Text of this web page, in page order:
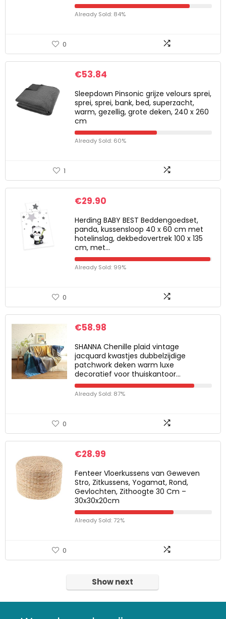
Already Sold: 84%
0
€53.84
Sleepdown Pinsonic grijze velours sprei,
sprei, sprei, bank, bed, superzacht,
warm, gezellig, grote deken, 240 x 260
cm
Already Sold: 60%
1
€29.90
Herding BABY BEST Beddengoedset,
panda, kussensloop 40 x 60 cm met
hotelinslag, dekbedovertrek 100 x 135
cm, met…
Already Sold: 99%
0
€58.98
SHANNA Chenille plaid vintage
jacquard kwastjes dubbelzijdige
patchwork deken warm luxe
decoratief voor thuiskantoor…
Already Sold: 87%
0
€28.99
Fenteer Vloerkussens van Geweven
Stro, Zitkussens, Yogamat, Rond,
Gevlochten, Zithoogte 30 Cm –
30x30x20cm
Already Sold: 72%
0
Show next